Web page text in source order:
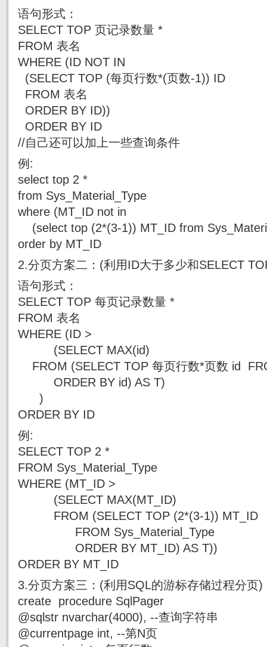
语句形式：
SELECT TOP 页记录数量 *
FROM 表名
WHERE (ID NOT IN
(SELECT TOP (每页行数*(页数-1)) ID
FROM 表名
ORDER BY ID))
ORDER BY ID
//自己还可以加上一些查询条件
例:
select top 2 *
from Sys_Material_Type
where (MT_ID not in
(select top (2*(3-1)) MT_ID from
order by MT_ID
2.分页方案二：(利用ID大于多少和SELECT
语句形式：
SELECT TOP 每页记录数量 *
FROM 表名
WHERE (ID >
(SELECT MAX(id)
FROM (SELECT TOP 每页行数*页数 id
ORDER BY id) AS T)
)
ORDER BY ID
例:
SELECT TOP 2 *
FROM Sys_Material_Type
WHERE (MT_ID >
(SELECT MAX(MT_ID)
FROM (SELECT TOP (2*(3-1)) MT_ID
FROM Sys_Material_Type
ORDER BY MT_ID) AS T))
ORDER BY MT_ID
3.分页方案三：(利用SQL的游标存储过程分页)
create procedure SqlPager
@sqlstr nvarchar(4000), --查询字符串
@currentpage int, --第N页